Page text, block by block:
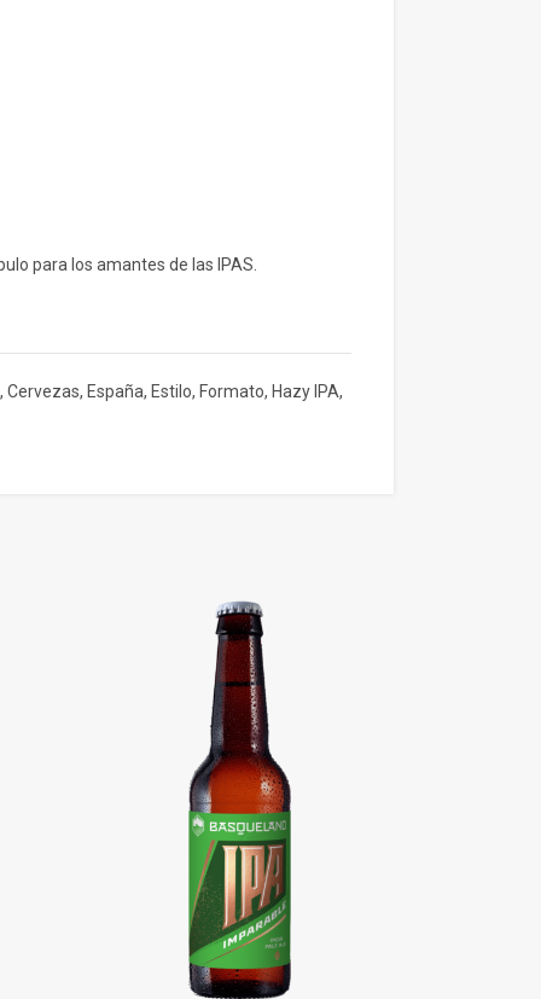
para los amantes de las IPAS.
, Cervezas, España, Estilo, Formato, Hazy IPA,